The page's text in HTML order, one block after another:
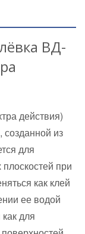
ВД-
действия)
из
для
при
как клей
ее водой
для